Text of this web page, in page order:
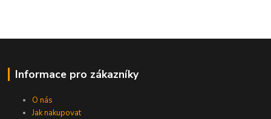
Informace pro zákazníky
O nás
Jak nakupovat